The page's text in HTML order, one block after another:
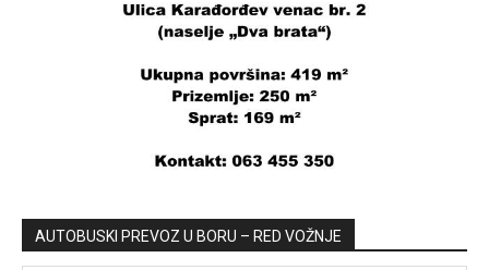
AUTOBUSKI PREVOZ U BORU – RED VOŽNJE